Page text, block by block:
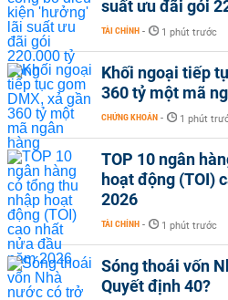
suất ưu đãi gói
TÀI CHÍNH - 1 phút trước
Khối ngoại tiếp
360 tỷ một mã
CHỨNG KHOÁN - 1 phút
TOP 10 ngân
hoạt động (TOI)
2026
TÀI CHÍNH - 1 phút trước
Sóng thoái vốn
Quyết định 40?